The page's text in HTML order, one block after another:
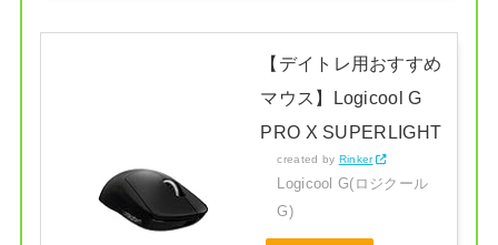
【デイトレ用おすすめ
マウス】Logicool G
PRO X SUPERLIGHT
created by Rinker
Logicool G(ロジクール
G)